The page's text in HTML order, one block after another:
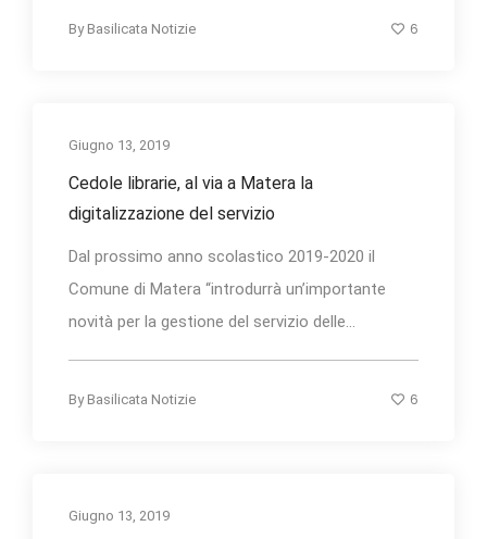
By Basilicata Notizie 6
Giugno 13, 2019
Cedole librarie, al via a Matera la
digitalizzazione del servizio
Dal prossimo anno scolastico 2019-2020 il
Comune di Matera “introdurrà un’importante
novità per la gestione del servizio delle...
By Basilicata Notizie 6
Giugno 13, 2019